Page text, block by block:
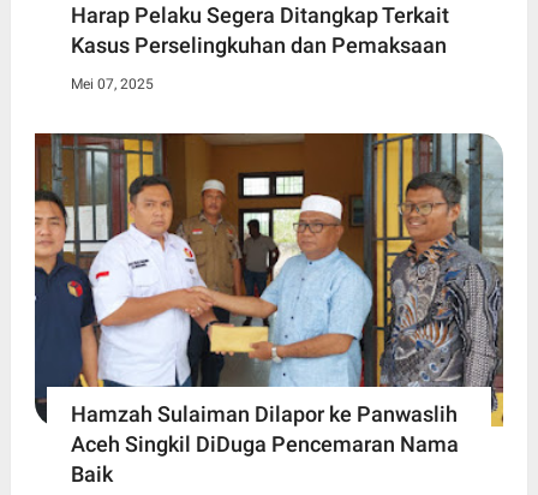
Harap Pelaku Segera Ditangkap Terkait
Kasus Perselingkuhan dan Pemaksaan
Mei 07, 2025
Hamzah Sulaiman Dilapor ke Panwaslih
Aceh Singkil DiDuga Pencemaran Nama
Baik